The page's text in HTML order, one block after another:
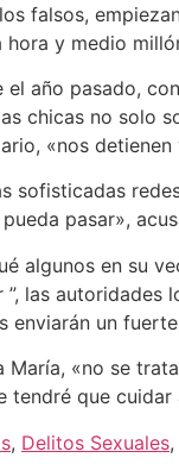
falsos,
y medio
el año pasado,
chicas no solo
«nos
sofisticadas
pasar»,
algunos en su
las
enviarán un
«no se
tendré que
, Delitos Sexuales,